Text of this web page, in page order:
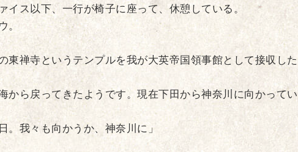
イス以下、一行が椅子に座って、休憩している。
。
東禅寺というテンプルを我が大英帝国領事館として接収した
から戻ってきたようです。現在下田から神奈川に向かってい
。我々も向かうか、神奈川に」